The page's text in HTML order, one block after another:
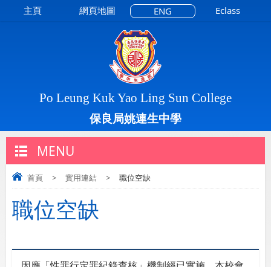
Po Leung Kuk Yao Ling Sun College
保良局姚連生中學
主頁 網頁地圖 ENG Eclass
MENU
首頁 > 實用連結 > 職位空缺
職位空缺